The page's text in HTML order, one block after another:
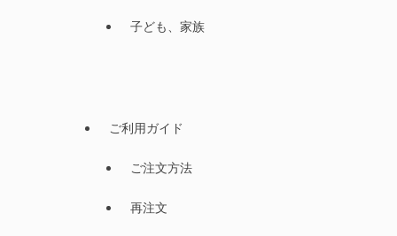
子ども、家族
ご利用ガイド
ご注文方法
再注文